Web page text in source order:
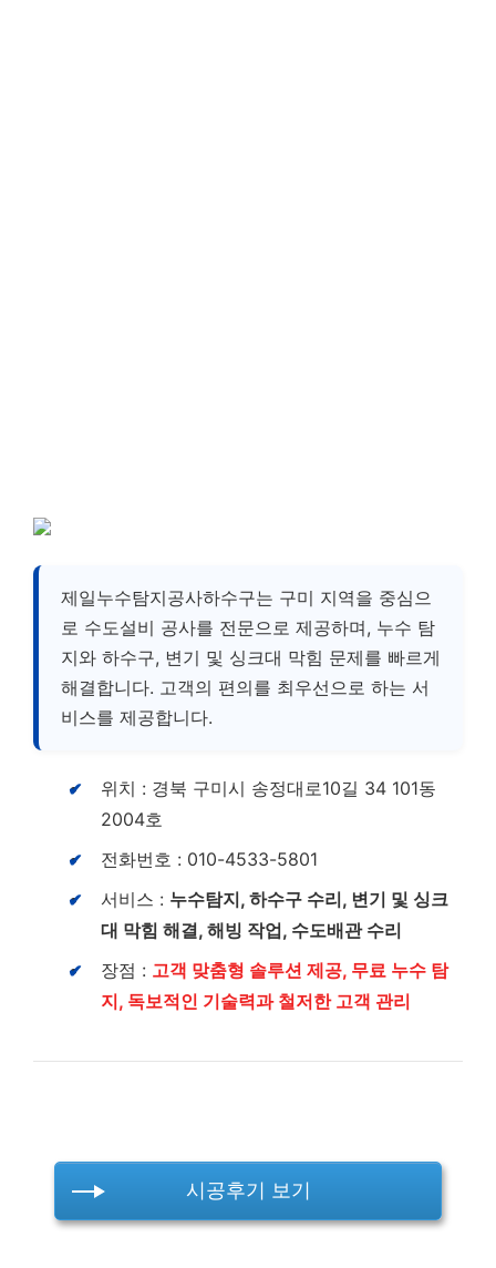
제일누수탐지공사하수구는 구미 지역을 중심으
로 수도설비 공사를 전문으로 제공하며, 누수 탐
지와 하수구, 변기 및 싱크대 막힘 문제를 빠르게
해결합니다. 고객의 편의를 최우선으로 하는 서
비스를 제공합니다.
위치 : 경북 구미시 송정대로10길 34 101동
2004호
전화번호 : 010-4533-5801
서비스 : 누수탐지, 하수구 수리, 변기 및 싱크
대 막힘 해결, 해빙 작업, 수도배관 수리
장점 : 고객 맞춤형 솔루션 제공, 무료 누수 탐
지, 독보적인 기술력과 철저한 고객 관리
시공후기 보기